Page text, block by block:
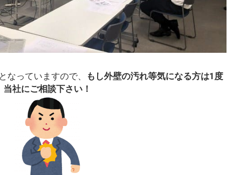
なっていますので、
もし外壁の汚れ等気になる方は1度
当社にご相談下さい！